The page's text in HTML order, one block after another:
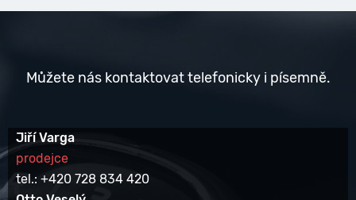
Můžete nás kontaktovat telefonicky i písemně.
Jiří Varga
prodejce
tel.: +420 728 834 420